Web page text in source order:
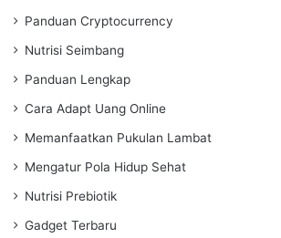
Panduan Cryptocurrency
Nutrisi Seimbang
Panduan Lengkap
Cara Adapt Uang Online
Memanfaatkan Pukulan Lambat
Mengatur Pola Hidup Sehat
Nutrisi Prebiotik
Gadget Terbaru